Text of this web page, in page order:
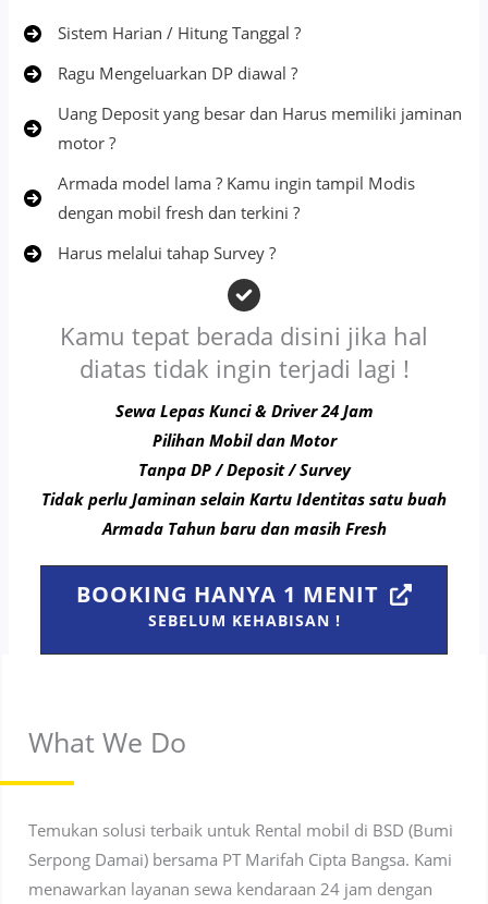
Sistem Harian / Hitung Tanggal ?
Ragu Mengeluarkan DP diawal ?
Uang Deposit yang besar dan Harus memiliki jaminan
motor ?
Armada model lama ? Kamu ingin tampil Modis
dengan mobil fresh dan terkini ?
Harus melalui tahap Survey ?
Kamu tepat berada disini jika hal
diatas tidak ingin terjadi lagi !
Sewa Lepas Kunci & Driver 24 Jam
Pilihan Mobil dan Motor
Tanpa DP / Deposit / Survey
Tidak perlu Jaminan selain Kartu Identitas satu buah
Armada Tahun baru dan masih Fresh
BOOKING HANYA 1 MENIT
SEBELUM KEHABISAN !
What We Do
Temukan solusi terbaik untuk Rental mobil di BSD (Bumi
Serpong Damai) bersama PT Marifah Cipta Bangsa. Kami
menawarkan layanan sewa kendaraan 24 jam dengan